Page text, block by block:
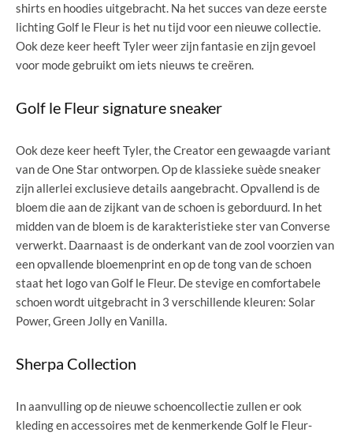
shirts en hoodies uitgebracht. Na het succes van deze eerste
lichting Golf le Fleur is het nu tijd voor een nieuwe collectie.
Ook deze keer heeft Tyler weer zijn fantasie en zijn gevoel
voor mode gebruikt om iets nieuws te creëren.
Golf le Fleur signature sneaker
Ook deze keer heeft Tyler, the Creator een gewaagde variant
van de One Star ontworpen. Op de klassieke suède sneaker
zijn allerlei exclusieve details aangebracht. Opvallend is de
bloem die aan de zijkant van de schoen is geborduurd. In het
midden van de bloem is de karakteristieke ster van Converse
verwerkt. Daarnaast is de onderkant van de zool voorzien van
een opvallende bloemenprint en op de tong van de schoen
staat het logo van Golf le Fleur. De stevige en comfortabele
schoen wordt uitgebracht in 3 verschillende kleuren: Solar
Power, Green Jolly en Vanilla.
Sherpa Collection
In aanvulling op de nieuwe schoencollectie zullen er ook
kleding en accessoires met de kenmerkende Golf le Fleur-